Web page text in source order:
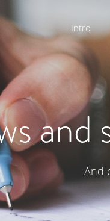
Intro
and
And